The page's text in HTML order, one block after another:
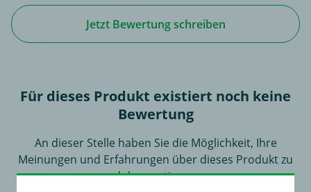
Jetzt Bewertung schreiben
Für dieses Produkt existiert noch keine
Bewertung
An dieser Stelle haben Sie die Möglichkeit, Ihre
Meinungen und Erfahrungen über dieses Produkt zu
dokumentieren.